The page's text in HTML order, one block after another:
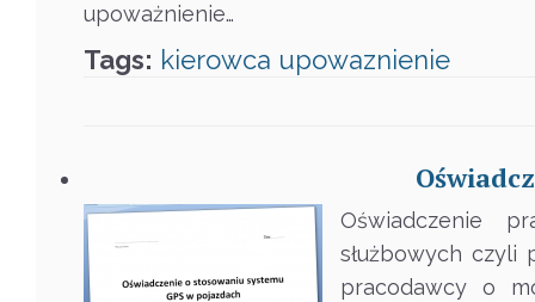
upoważnienie…
Tags: kierowca upowaznienie
Oświadczenie
służbowych czyli
pracodawcy o